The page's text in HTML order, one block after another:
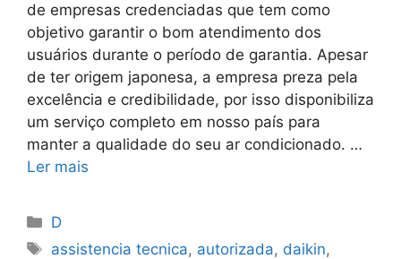
de empresas credenciadas que tem como
objetivo garantir o bom atendimento dos
usuários durante o período de garantia. Apesar
de ter origem japonesa, a empresa preza pela
excelência e credibilidade, por isso disponibiliza
um serviço completo em nosso país para
manter a qualidade do seu ar condicionado. …
Ler mais
Categorias
D
Tags
assistencia tecnica, autorizada, daikin,